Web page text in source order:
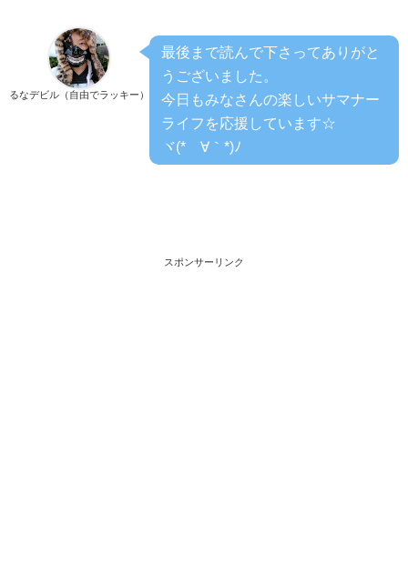
るなデビル（自由でラッキー）
最後まで読んで下さってありがと
うございました。
今日もみなさんの楽しいサマナー
ライフを応援しています☆
ヾ(*´∀｀*)ﾉ
スポンサーリンク